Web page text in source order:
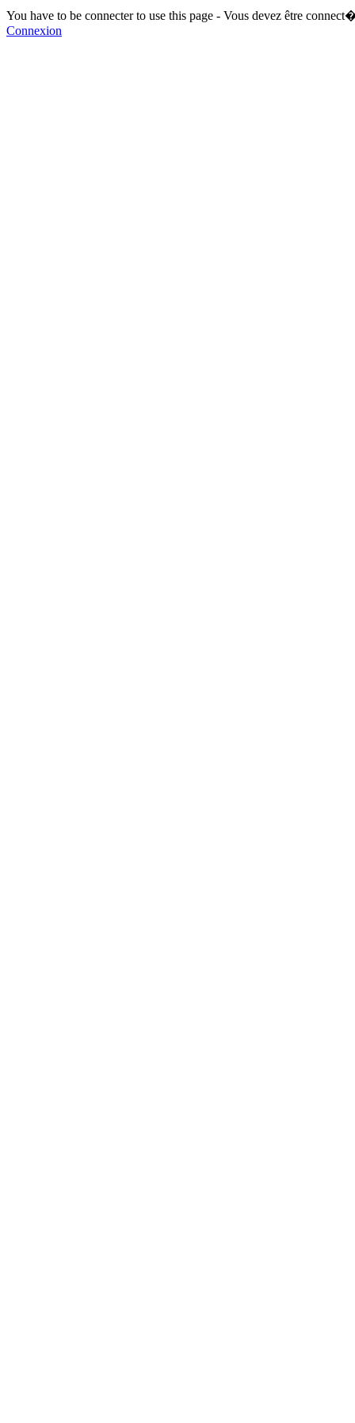
You have to be connecter to use this page - Vous devez être
Connexion